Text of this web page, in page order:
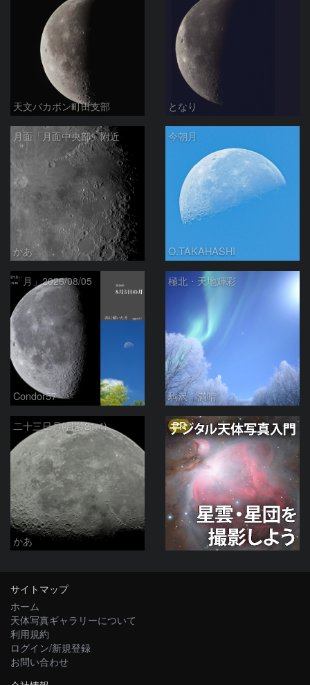
天文バカボン町田支部 となり
月面「月面中央部」附近
かあ
今朝月
O.TAKAHASHI
「月」2026/08/05
Condor57
極北・天地輝彩
駒沢 満晴
二十三日月(月齢21.4)
かあ
PR
サイトマップ
ホーム
天体写真ギャラリーについて
利用規約
ログイン/新規登録
お問い合わせ